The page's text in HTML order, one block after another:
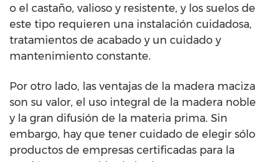
o el castaño, valioso y resistente, y los suelos de
este tipo requieren una instalación cuidadosa,
tratamientos de acabado y un cuidado y
mantenimiento constante.
Por otro lado, las ventajas de la madera maciza
son su valor, el uso integral de la madera noble
y la gran difusión de la materia prima. Sin
embargo, hay que tener cuidado de elegir sólo
productos de empresas certificadas para la